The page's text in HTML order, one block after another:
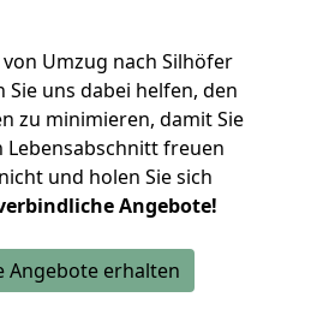
Umzug nach Silhöfer
Sie uns dabei helfen, den
zu minimieren, damit Sie
Lebensabschnitt freuen
und holen Sie sich
Angebote!
Angebote erhalten